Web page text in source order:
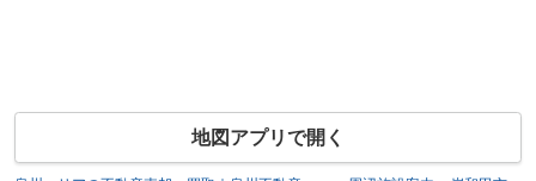
地図アプリで開く